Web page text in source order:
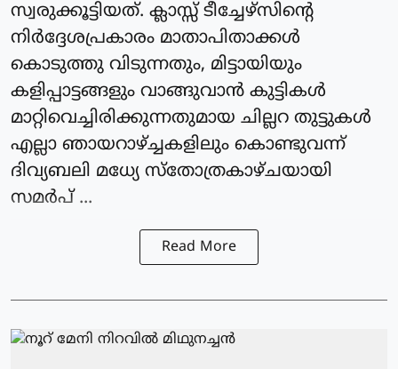
സ്വരുക്കൂട്ടിയത്. ക്ലാസ്സ്‌ ടീച്ചേഴ്സിന്റെ
നിർദ്ദേശപ്രകാരം മാതാപിതാക്കൾ
കൊടുത്തു വിടുന്നതും, മിട്ടായിയും
കളിപ്പാട്ടങ്ങളും വാങ്ങുവാൻ കുട്ടികൾ
മാറ്റിവെച്ചിരിക്കുന്നതുമായ ചില്ലറ തുട്ടുകൾ
എല്ലാ ഞായറാഴ്ച്ചകളിലും കൊണ്ടുവന്ന്
ദിവ്യബലി മധ്യേ സ്തോത്രകാഴ്ചയായി
സമർപ് ...
Read More